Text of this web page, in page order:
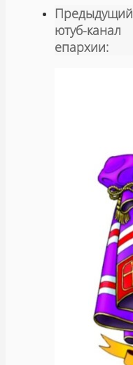
Предыдущий
ютуб-канал
епархии: